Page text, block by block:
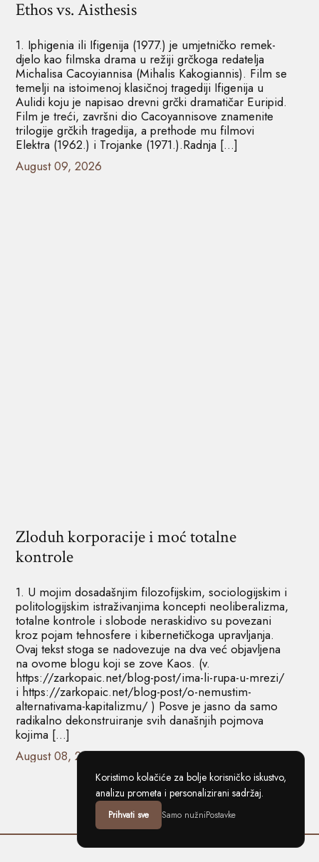
Ethos vs. Aisthesis
1. Iphigenia ili Ifigenija (1977.) je umjetničko remek-
djelo kao filmska drama u režiji grčkoga redatelja
Michalisa Cacoyiannisa (Mihalis Kakogiannis). Film se
temelji na istoimenoj klasičnoj tragediji Ifigenija u
Aulidi koju je napisao drevni grčki dramatičar Euripid.
Film je treći, završni dio Cacoyannisove znamenite
trilogije grčkih tragedija, a prethode mu filmovi
Elektra (1962.) i Trojanke (1971.).Radnja […]
August 09, 2026
Zloduh korporacije i moć totalne
kontrole
1. U mojim dosadašnjim filozofijskim, sociologijskim i
politologijskim istraživanjima koncepti neoliberalizma,
totalne kontrole i slobode neraskidivo su povezani
kroz pojam tehnosfere i kibernetičkoga upravljanja.
Ovaj tekst stoga se nadovezuje na dva već objavljena
na ovome blogu koji se zove Kaos. (v.
https://zarkopaic.net/blog-post/ima-li-rupa-u-mrezi/
i https://zarkopaic.net/blog-post/o-nemustim-
alternativama-kapitalizmu/ ) Posve je jasno da samo
radikalno dekonstruiranje svih današnjih pojmova
kojima […]
August 08, 2026
Koristimo kolačiće za bolje korisničko iskustvo,
analizu prometa i personalizirani sadržaj.
Prihvati sve Samo nužniPostavke